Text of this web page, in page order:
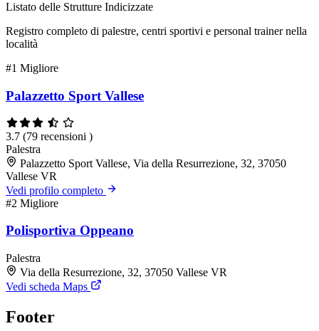
Listato delle Strutture Indicizzate
Registro completo di palestre, centri sportivi e personal trainer nella
località
#1 Migliore
Palazzetto Sport Vallese
3.7 (79 recensioni )
Palestra
Palazzetto Sport Vallese, Via della Resurrezione, 32, 37050
Vallese VR
Vedi profilo completo
#2 Migliore
Polisportiva Oppeano
Palestra
Via della Resurrezione, 32, 37050 Vallese VR
Vedi scheda Maps
Footer